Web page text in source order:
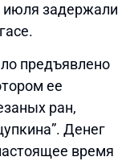
июля задержали
предъявлено
ее
ран,
Денег
время